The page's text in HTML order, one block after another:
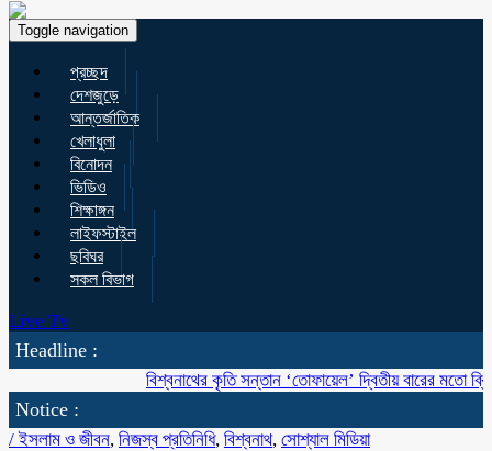
Toggle navigation
প্রচ্ছদ
দেশজুড়ে
আন্তর্জাতিক
খেলাধুলা
বিনোদন
ভিডিও
শিক্ষাঙ্গন
লাইফস্টাইল
ছবিঘর
সকল বিভাগ
Live Tv
Headline :
বিশ্বনাথের কৃতি সন্তান ‘তোফায়েল’ দ্বিতীয় বারের মতো ব্রিটিশ
Notice :
/ইসলাম ও জীবন, নিজস্ব প্রতিনিধি, বিশ্বনাথ, সোশ্যাল মিডিয়া